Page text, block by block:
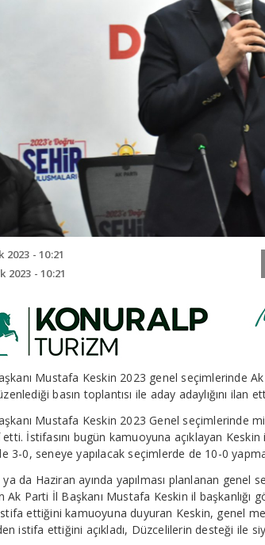
2023 - 10:21
2023 - 10:21
Mustafa Keskin 2023 genel seçimlerinde
basın toplantısı ile aday adaylığını ilan
Mustafa Keskin 2023 Genel seçimlerinde
etti. İstifasını bugün kamuoyuna açıklayan
3-0, seneye yapılacak seçimlerde de 10-0
da Haziran ayında yapılması planlanan genel
Ak Parti İl Başkanı Mustafa Keskin il başkanlığı
istifa ettiğini kamuoyuna duyuran Keskin, genel
istifa ettiğini açıkladı, Düzcelilerin desteği ile